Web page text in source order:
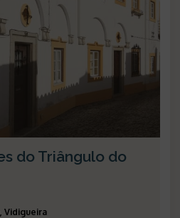
do Triângulo do
Vidigueira